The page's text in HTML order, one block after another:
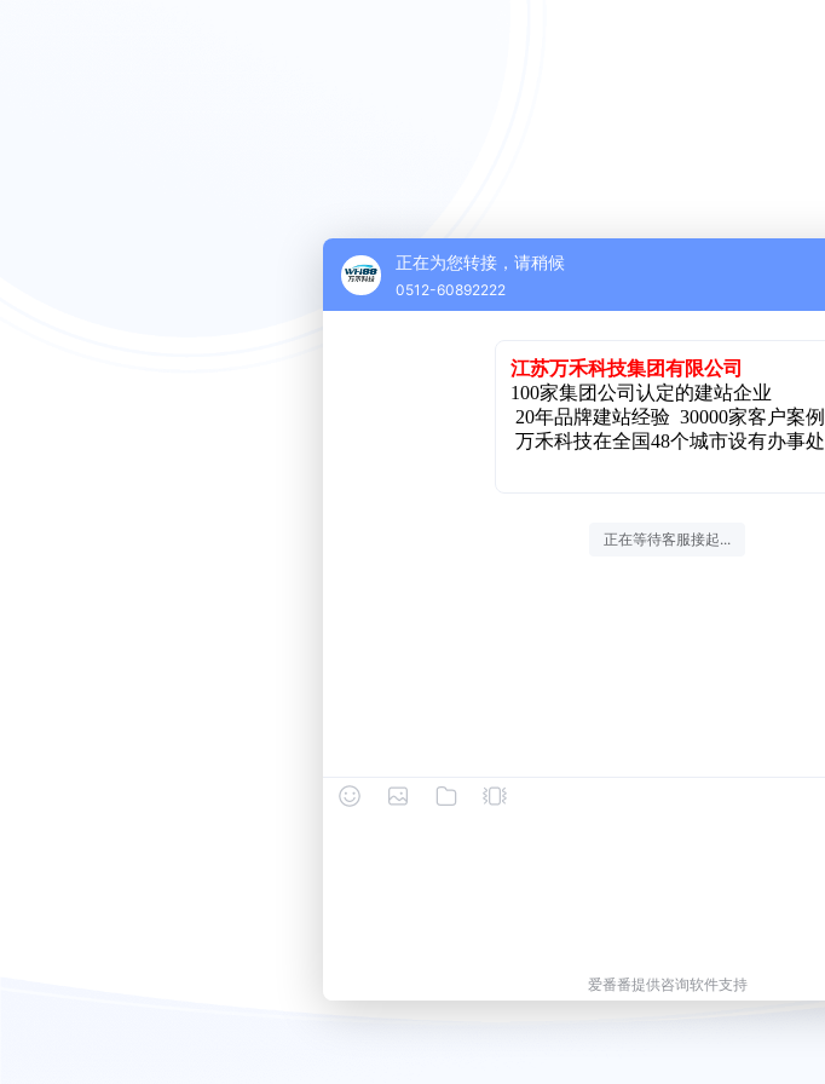
正在为您转接，请稍候
0512-60892222
江苏万禾科技集团有限公司
100家集团公司认定的建站企业
20年品牌建站经验 30000家客户案例
万禾科技在全国48个城市设有办事处
正在等待客服接起...